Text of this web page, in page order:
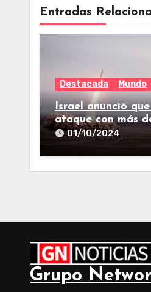
Entradas
Destacada Mundo
Israel anunció
ataque con más
suenan las
01/10/2024
Grupo